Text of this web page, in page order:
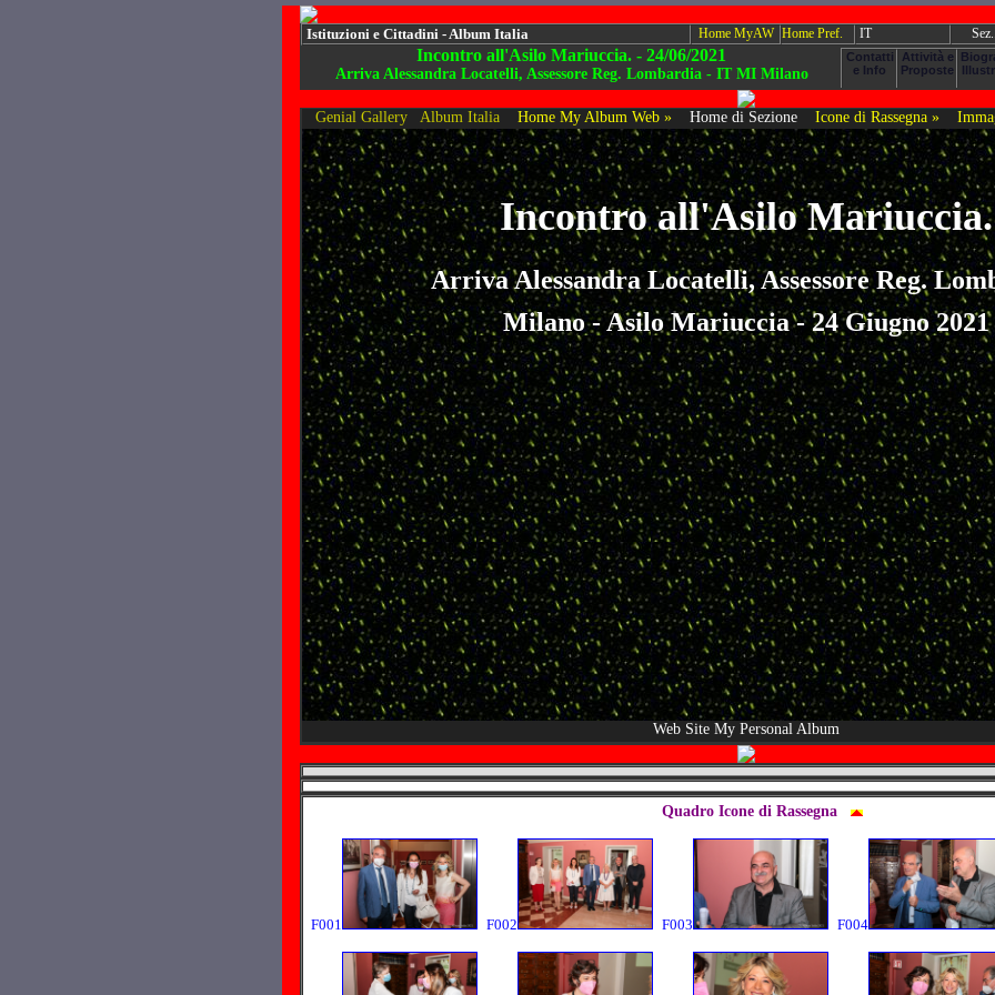
Istituzioni e Cittadini - Album Italia Home MyAW Home Pref. IT
Incontro all'Asilo Mariuccia. - 24/06/2021
Arriva Alessandra Locatelli, Assessore Reg. Lombardia - IT MI Milano
Genial Gallery Album Italia Home My Album Web » Home di Sezione Icone di Rassegna »
Incontro all'Asilo Mariuccia.
Arriva Alessandra Locatelli, Assessore Reg.
Milano - Asilo Mariuccia - 24 Giugno 2021
Web Site My Personal Album
Quadro Icone di Rassegna
F001 F002 F003 F004